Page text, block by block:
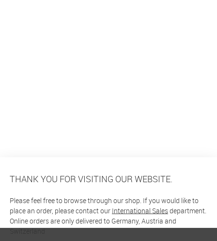
THANK YOU FOR VISITING OUR WEBSITE.
Please feel free to browse through our shop. If you would like to
place an order, please contact our International Salesdepartment.
Online orders are only delivered to Germany, Austria and
Switzerland